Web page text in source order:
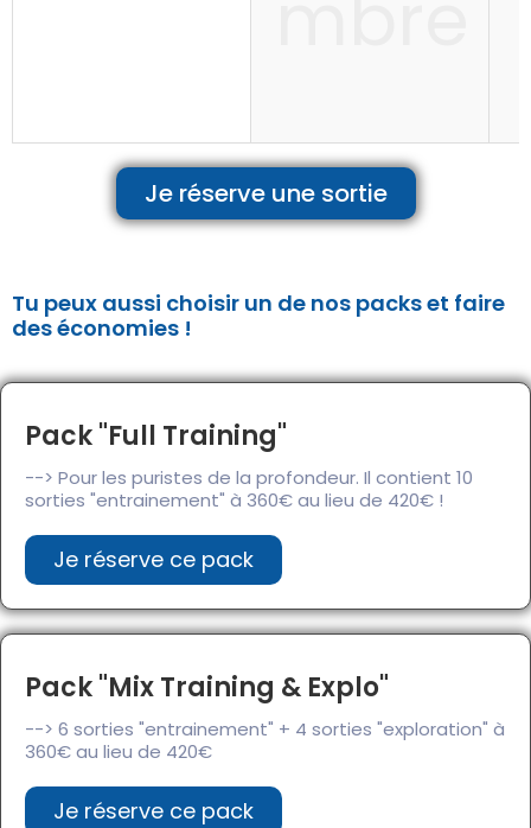
Je réserve une sortie
Tu peux aussi choisir un de nos packs et faire
des économies !
Pack "Full Training"
--> Pour les puristes de la profondeur. Il contient 10
sorties "entrainement" à 360€ au lieu de 420€ !
Je réserve ce pack
Pack "Mix Training & Explo"
--> 6 sorties "entrainement" + 4 sorties "exploration" à
360€ au lieu de 420€
Je réserve ce pack